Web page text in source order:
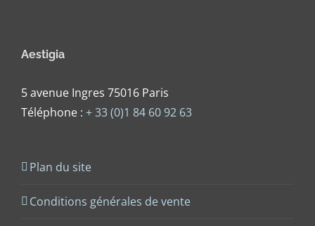
Aestigia
5 avenue Ingres 75016 Paris
Téléphone : + 33 (0)1 84 60 92 63
Plan du site
Conditions générales de vente